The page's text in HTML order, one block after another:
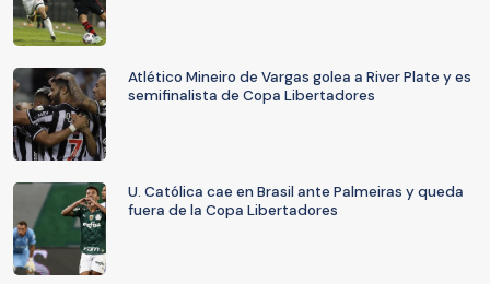
Atlético Mineiro de Vargas golea a River Plate y es
semifinalista de Copa Libertadores
U. Católica cae en Brasil ante Palmeiras y queda
fuera de la Copa Libertadores